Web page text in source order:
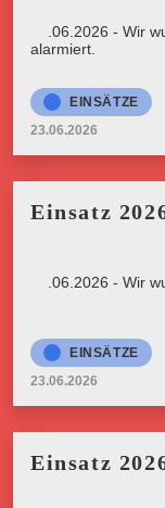
23.06.2026 - Wir
alarmiert.
EINSÄTZE
23.06.2026
Einsatz
23.06.2026 - Wir
EINSÄTZE
23.06.2026
Einsatz